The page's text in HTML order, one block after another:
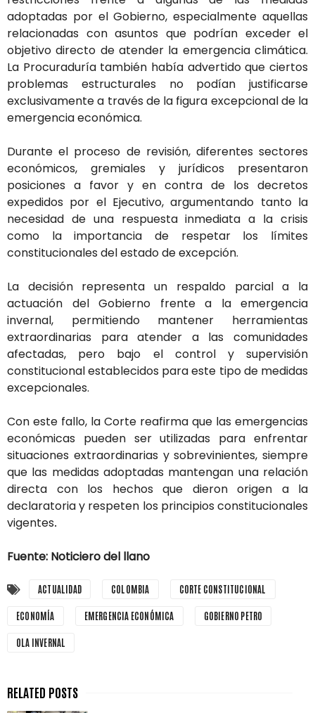
adoptadas por el Gobierno, especialmente aquellas
relacionadas con asuntos que podrían exceder el
objetivo directo de atender la emergencia climática.
La Procuraduría también había advertido que ciertos
problemas estructurales no podían justificarse
exclusivamente a través de la figura excepcional de la
emergencia económica.
Durante el proceso de revisión, diferentes sectores
económicos, gremiales y jurídicos presentaron
posiciones a favor y en contra de los decretos
expedidos por el Ejecutivo, argumentando tanto la
necesidad de una respuesta inmediata a la crisis
como la importancia de respetar los límites
constitucionales del estado de excepción.
La decisión representa un respaldo parcial a la
actuación del Gobierno frente a la emergencia
invernal, permitiendo mantener herramientas
extraordinarias para atender a las comunidades
afectadas, pero bajo el control y supervisión
constitucional establecidos para este tipo de medidas
excepcionales.
Con este fallo, la Corte reafirma que las emergencias
económicas pueden ser utilizadas para enfrentar
situaciones extraordinarias y sobrevinientes, siempre
que las medidas adoptadas mantengan una relación
directa con los hechos que dieron origen a la
declaratoria y respeten los principios constitucionales
vigentes.
Fuente: Noticiero del llano
ACTUALIDAD COLOMBIA CORTE CONSTITUCIONAL
ECONOMÍA EMERGENCIA ECONÓMICA GOBIERNO PETRO
OLA INVERNAL